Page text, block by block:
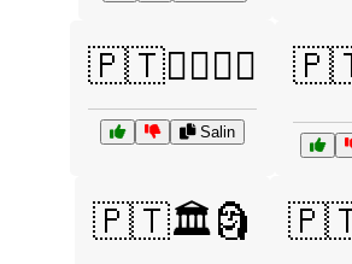
🇵🇹🏄‍♀️🏄‍♂️
Salin
🇵🇹🏛️🗿